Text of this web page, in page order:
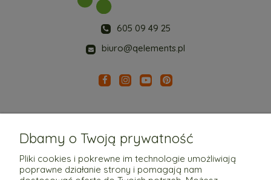
605 09 49 25
biuro@qelements.pl
Dbamy o Twoją prywatność
Pliki cookies i pokrewne im technologie umożliwiają
poprawne działanie strony i pomagają nam